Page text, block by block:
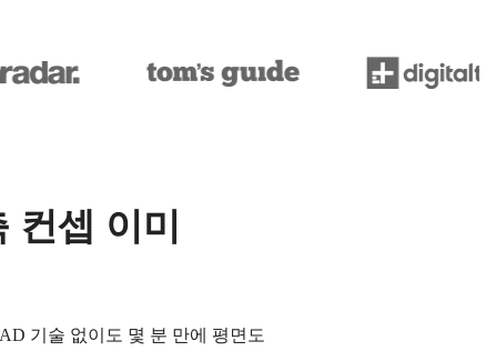
셉 이미
기술 없이도 몇 분 만에 평면도